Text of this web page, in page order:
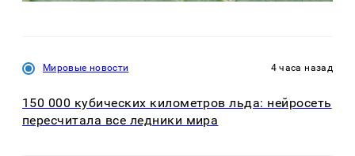
Мировые новости 4 часа назад
150 000 кубических километров льда: нейросеть
пересчитала все ледники мира